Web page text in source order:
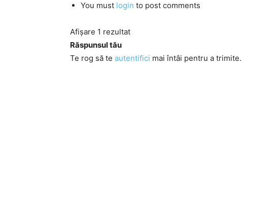
You must login to post comments
Afișare 1 rezultat
Răspunsul tău
Te rog să te autentifici mai întâi pentru a trimite.